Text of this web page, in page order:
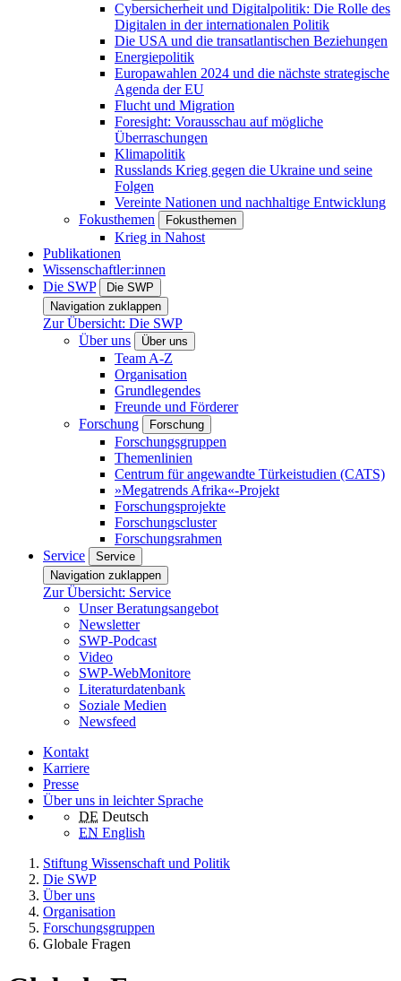
Cybersicherheit und Digitalpolitik: Die Rolle des
Digitalen in der internationalen Politik
Die USA und die transatlantischen Beziehungen
Energiepolitik
Europawahlen 2024 und die nächste strategische
Agenda der EU
Flucht und Migration
Foresight: Vorausschau auf mögliche
Überraschungen
Klimapolitik
Russlands Krieg gegen die Ukraine und seine
Folgen
Vereinte Nationen und nachhaltige Entwicklung
Fokusthemen
Fokusthemen
Krieg in Nahost
Publikationen
Wissenschaftler:innen
Die SWP
Die SWP
Navigation zuklappen
Zur Übersicht: Die SWP
Über uns
Über uns
Team A-Z
Organisation
Grundlegendes
Freunde und Förderer
Forschung
Forschung
Forschungsgruppen
Themenlinien
Centrum für angewandte Türkeistudien (CATS)
»Megatrends Afrika«-Projekt
Forschungsprojekte
Forschungscluster
Forschungsrahmen
Service
Service
Navigation zuklappen
Zur Übersicht: Service
Unser Beratungsangebot
Newsletter
SWP-Podcast
Video
SWP-WebMonitore
Literaturdatenbank
Soziale Medien
Newsfeed
Kontakt
Karriere
Presse
Über uns in leichter Sprache
DE Deutsch
EN English
Stiftung Wissenschaft und Politik
Die SWP
Über uns
Organisation
Forschungsgruppen
Globale Fragen